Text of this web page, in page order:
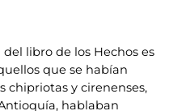
libro de los Hechos es
que se habían
chipriotas y cirenenses,
hablaban